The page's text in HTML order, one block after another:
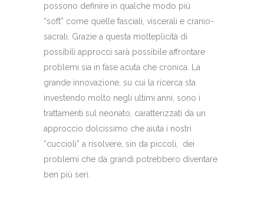
possono definire in qualche modo più
“soft” come quelle fasciali, viscerali e cranio-
sacrali. Grazie a questa molteplicità di
possibili approcci sarà possibile affrontare
problemi sia in fase acuta che cronica. La
grande innovazione, su cui la ricerca sta
investendo molto negli ultimi anni, sono i
trattamenti sul neonato, caratterizzati da un
approccio dolcissimo che aiuta i nostri
“cuccioli” a risolvere, sin da piccoli, dei
problemi che da grandi potrebbero diventare
ben più seri.